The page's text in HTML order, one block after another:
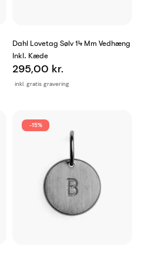
Dahl Lovetag Sølv 14 Mm Vedhæng
Inkl. Kæde
inkl. gratis gravering
295,00 kr.
-15%